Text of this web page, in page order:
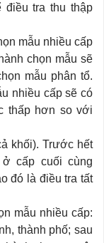
điều tra thu thập
mẫu nhiều cấp
chọn mẫu sẽ
mẫu phân tổ.
nhiều cấp sẽ có
thấp hơn so với
khối). Trước hết
cấp cuối cùng
đó là điều tra tất
mẫu nhiều cấp:
thành phố; sau